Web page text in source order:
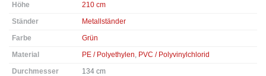
Höhe
210 cm
Ständer
Metallständer
Farbe
Grün
Material
PE / Polyethylen, PVC / Polyvinylchlorid
Durchmesser
134 cm